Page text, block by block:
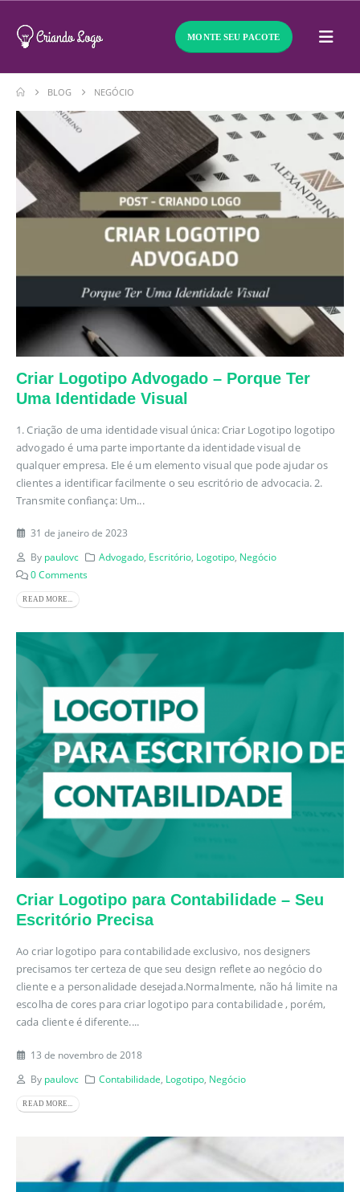
MONTE SEU PACOTE
BLOG NEGÓCIO
Criar Logotipo Advogado – Porque Ter
Uma Identidade Visual
1. Criação de uma identidade visual única: Criar Logotipo logotipo
advogado é uma parte importante da identidade visual de
qualquer empresa. Ele é um elemento visual que pode ajudar os
clientes a identificar facilmente o seu escritório de advocacia. 2.
Transmite confiança: Um...
31 de janeiro de 2023
By paulovc Advogado, Escritório, Logotipo, Negócio
0 Comments
READ MORE...
Criar Logotipo para Contabilidade – Seu
Escritório Precisa
Ao criar logotipo para contabilidade exclusivo, nos designers
precisamos ter certeza de que seu design reflete ao negócio do
cliente e a personalidade desejada.Normalmente, não há limite na
escolha de cores para criar logotipo para contabilidade , porém,
cada cliente é diferente....
13 de novembro de 2018
By paulovc Contabilidade Logotipo Negócio
READ MORE...